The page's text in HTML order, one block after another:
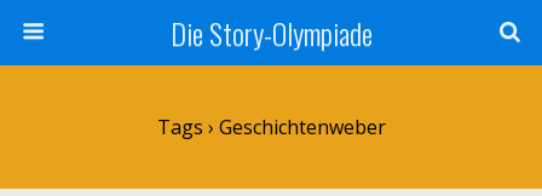
Die Story-Olympiade
Tags › Geschichtenweber